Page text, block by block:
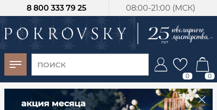
08:00-21:00 (МСК)
8 800 333 79 25
0 0
-30%
от 15 дней с
момента оплаты